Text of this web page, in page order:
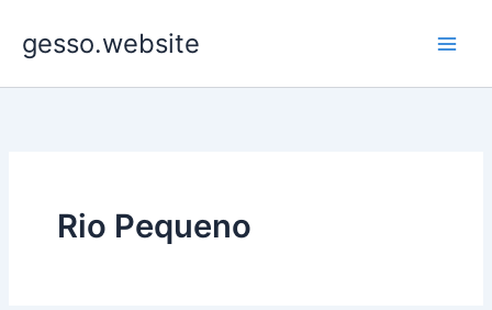
para
conteúdo
gesso.website
Rio Pequeno